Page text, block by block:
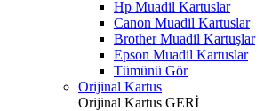
Hp Muadil Kartuslar
Canon Muadil Kartuslar
Brother Muadil Kartuşlar
Epson Muadil Kartuslar
Tümünü Gör
Orijinal Kartus
Orijinal Kartus GERİ